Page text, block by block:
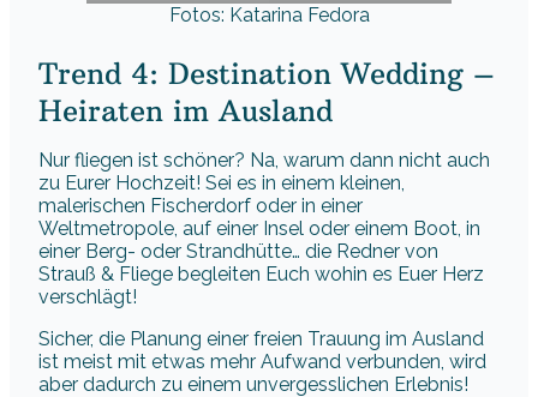
Fotos: Katarina Fedora
Trend 4: Destination Wedding –
Heiraten im Ausland
Nur fliegen ist schöner? Na, warum dann nicht auch
zu Eurer Hochzeit! Sei es in einem kleinen,
malerischen Fischerdorf oder in einer
Weltmetropole, auf einer Insel oder einem Boot, in
einer Berg- oder Strandhütte… die Redner von
Strauß & Fliege begleiten Euch wohin es Euer Herz
verschlägt!
Sicher, die Planung einer freien Trauung im Ausland
ist meist mit etwas mehr Aufwand verbunden, wird
aber dadurch zu einem unvergesslichen Erlebnis!